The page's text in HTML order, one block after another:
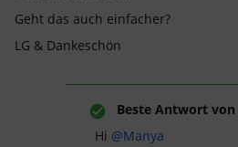
Geht das auch einfacher?
LG & Dankeschön
Beste Antwort von
Hi @Manya